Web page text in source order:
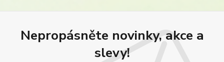
Nepropásněte novinky, akce a
slevy!